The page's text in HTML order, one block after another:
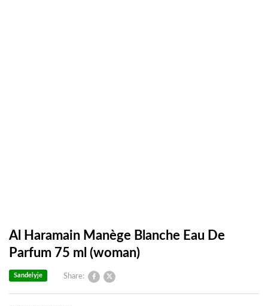
Al Haramain Manège Blanche Eau De
Parfum 75 ml (woman)
Share:
Sandelyje